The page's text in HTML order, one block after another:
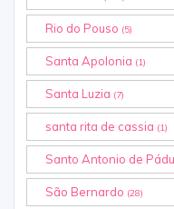
Rio do Pouso (5)
Santa Apolonia (1)
Santa Luzia (7)
santa rita de cassia (1)
Santo Antonio de
São Bernardo (28)